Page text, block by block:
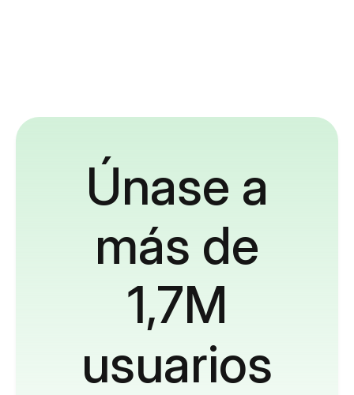
Únase a
más de
1,7M
usuarios